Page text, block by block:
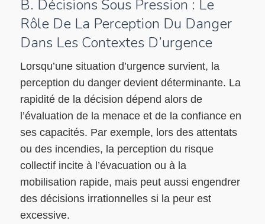
B. Décisions Sous Pression : Le
Rôle De La Perception Du Danger
Dans Les Contextes D’urgence
Lorsqu’une situation d’urgence survient, la
perception du danger devient déterminante. La
rapidité de la décision dépend alors de
l’évaluation de la menace et de la confiance en
ses capacités. Par exemple, lors des attentats
ou des incendies, la perception du risque
collectif incite à l’évacuation ou à la
mobilisation rapide, mais peut aussi engendrer
des décisions irrationnelles si la peur est
excessive.